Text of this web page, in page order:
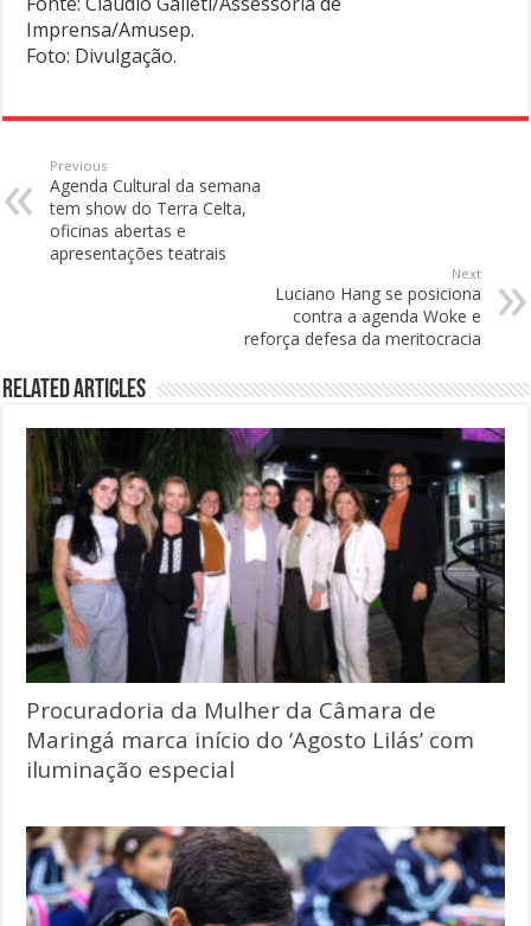
Imprensa/Amusep.
Foto: Divulgação.
Previous
Agenda Cultural da semana
tem show do Terra Celta,
oficinas abertas e
apresentações teatrais
Next
Luciano Hang se posiciona
contra a agenda Woke e
reforça defesa da meritocracia
Related Articles
Procuradoria da Mulher da Câmara de
Maringá marca início do ‘Agosto Lilás’ com
iluminação especial